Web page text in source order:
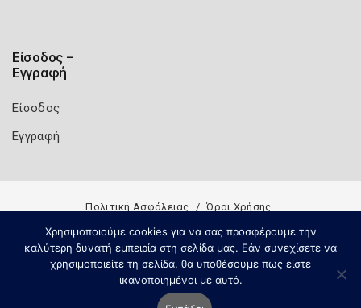
Είσοδος –
Εγγραφή
Είσοδος
Εγγραφή
Πολιτική Ασφάλειας Όροι Χρήσης
Χρησιμοποιούμε cookies για να σας προσφέρουμε την
καλύτερη δυνατή εμπειρία στη σελίδα μας. Εάν συνεχίσετε να
χρησιμοποιείτε τη σελίδα, θα υποθέσουμε πως είστε
ικανοποιημένοι με αυτό.
Copyright 2026 Knowledge A.E.